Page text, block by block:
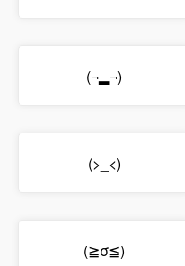
(¬▂¬)
(>_<)
(≧σ≦)